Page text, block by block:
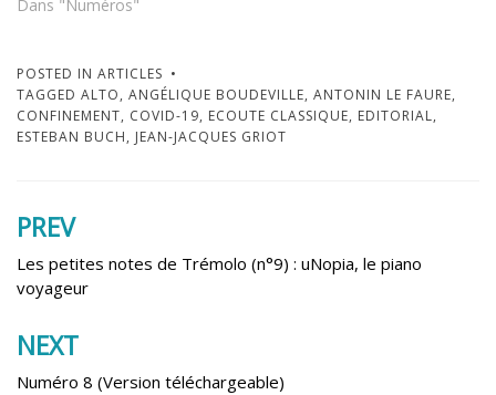
Dans "Numéros"
POSTED IN ARTICLES
TAGGED ALTO, ANGÉLIQUE BOUDEVILLE, ANTONIN LE FAURE,
CONFINEMENT, COVID-19, ECOUTE CLASSIQUE, EDITORIAL,
ESTEBAN BUCH, JEAN-JACQUES GRIOT
Navigation
de
l’article
PREV
Les petites notes de Trémolo (n°9) : uNopia, le piano
voyageur
NEXT
Numéro 8 (Version téléchargeable)